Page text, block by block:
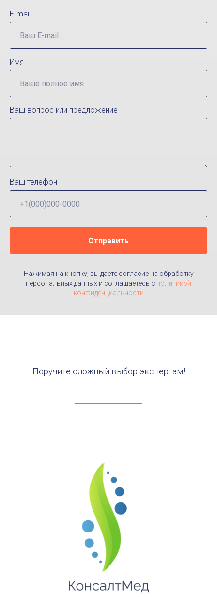
E-mail
Имя
Ваш вопрос или предложение
Ваш телефон
Отправить
Нажимая на кнопку, вы даете согласие на обработку
персональных данных и соглашаетесь c политикой
конфиденциальности
Поручите сложный выбор экспертам!